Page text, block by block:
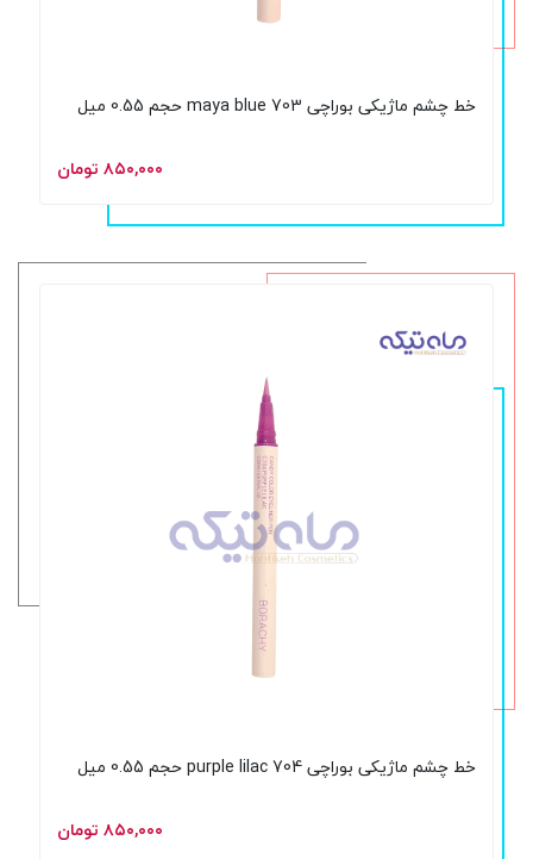
خط چشم ماژیکی بوراچی 703 maya blue حجم 0.55 میل
۸۵۰,۰۰۰ تومان
خط چشم ماژیکی بوراچی 704 purple lilac حجم 0.55 میل
۸۵۰,۰۰۰ تومان